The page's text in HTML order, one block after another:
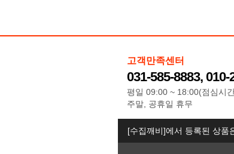
고객만족센터
031-585-8883, 010-
평일 09:00 ~ 18:00(점심시
주말, 공휴일 휴무
[수집깨비]에서 등록된 상품